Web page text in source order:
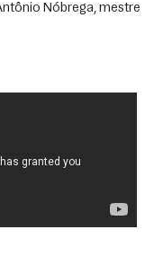
Nóbrega, mestre